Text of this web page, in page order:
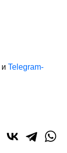
и Telegram-